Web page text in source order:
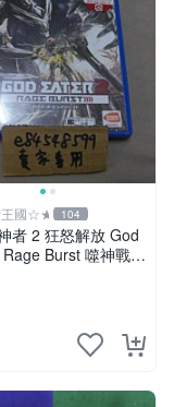
國☆★ 104
者 2 狂怒解放 God
Burst 噬神戰士
二手良品